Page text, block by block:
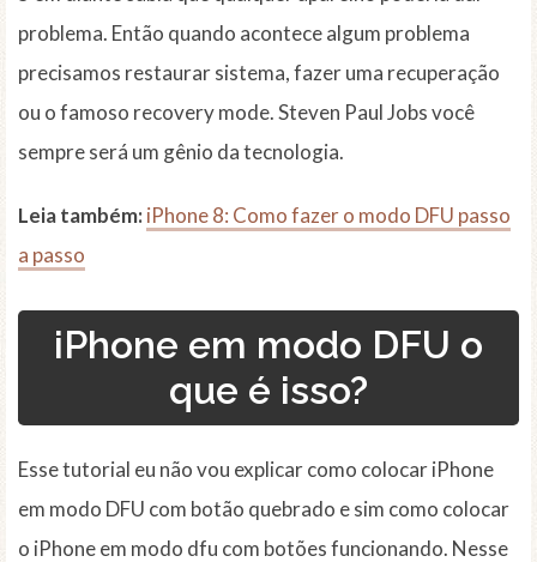
problema. Então quando acontece algum problema
precisamos restaurar sistema, fazer uma recuperação
ou o famoso recovery mode. Steven Paul Jobs você
sempre será um gênio da tecnologia.
Leia também:iPhone 8: Como fazer o modo DFU passo
a passo
iPhone em modo DFU o
que é isso?
Esse tutorial eu não vou explicar como colocar iPhone
em modo DFU com botão quebrado e sim como colocar
o iPhone em modo dfu com botões funcionando. Nesse